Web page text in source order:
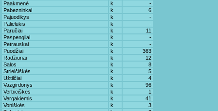
Paakmenė
k
-
Pabezninkai
k
6
Pajuodikys
k
-
Palielukis
k
-
Paručiai
k
11
Paspengliai
k
-
Petrauskai
k
-
Puodžiai
k
363
Radžiūnai
k
12
Salos
k
8
Strielčiškės
k
5
Užtilčiai
k
4
Vazgirdonys
k
96
Verbiciškės
k
1
Vergakiemis
k
41
Voniškės
k
3